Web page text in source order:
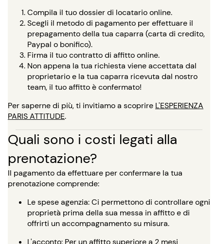
Compila il tuo dossier di locatario online.
Scegli il metodo di pagamento per effettuare il
prepagamento della tua caparra (carta di credito,
Paypal o bonifico).
Firma il tuo contratto di affitto online.
Non appena la tua richiesta viene accettata dal
proprietario e la tua caparra ricevuta dal nostro
team, il tuo affitto è confermato!
Per saperne di più, ti invitiamo a scoprire L'ESPERIENZA
PARIS ATTITUDE.
Quali sono i costi legati alla
prenotazione?
Il pagamento da effettuare per confermare la tua
prenotazione comprende:
Le spese agenzia: Ci permettono di controllare ogni
proprietà prima della sua messa in affitto e di
offrirti un accompagnamento su misura.
L'acconto: Per un affitto superiore a 2 mesi